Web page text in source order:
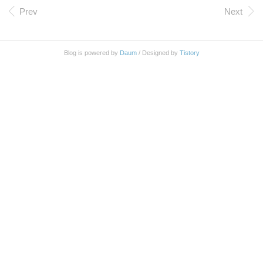
보고 뭐하는 건가 싶어서 간단히 메모로 남겨 본다. To Do 를 작성하
Prev Next
Blog is powered by Daum/ Designed by Tistory